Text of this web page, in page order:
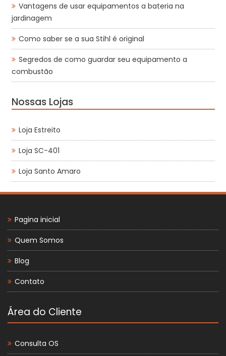
Vantagens de usar equipamentos a bateria na
jardinagem
Como saber se a sua Stihl é original
Segredos de como guardar seu equipamento a
combustão
Nossas Lojas
Loja Estreito
Loja SC-401
Loja Santo Amaro
Pagina inicial
Quem Somos
Blog
Contato
Área do Cliente
Consulta OS